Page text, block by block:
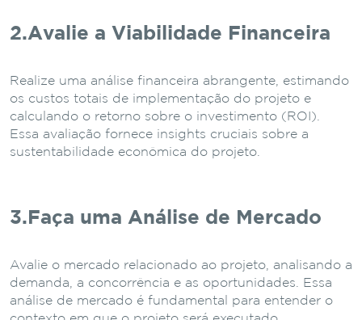
2.Avalie a Viabilidade Financeira
Realize uma análise financeira abrangente, estimando
os custos totais de implementação do projeto e
calculando o retorno sobre o investimento (ROI).
Essa avaliação fornece insights cruciais sobre a
sustentabilidade econômica do projeto.
3.Faça uma Análise de Mercado
Avalie o mercado relacionado ao projeto, analisando a
demanda, a concorrência e as oportunidades. Essa
análise de mercado é fundamental para entender o